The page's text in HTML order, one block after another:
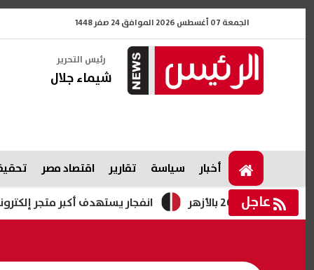
الجمعة 07 أغسطس 2026 الموافق 24 صفر 1448
رئيس التحرير
شيماء جلال
أخبار سياسة تقارير اقتصاد مصر
عاجل انفجار يستهدف أكبر متجر إلكترونى فى